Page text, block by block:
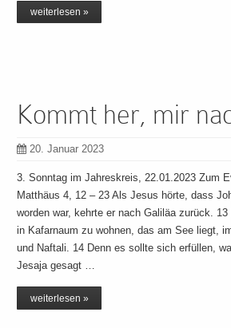
weiterlesen »
Kommt her, mir
20. Januar 2023
3. Sonntag im Jahreskreis, 22.01.2023 Zum
Matthäus 4, 12 – 23 Als Jesus hörte, dass
worden war, kehrte er nach Galiläa zurück.
in Kafarnaum zu wohnen, das am See liegt,
und Naftali. 14 Denn es sollte sich erfüllen,
Jesaja gesagt …
weiterlesen »